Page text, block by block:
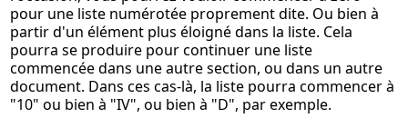
pour une liste numérotée proprement dite. Ou bien à
partir d'un élément plus éloigné dans la liste. Cela
pourra se produire pour continuer une liste
commencée dans une autre section, ou dans un autre
document. Dans ces cas-là, la liste pourra commencer à
"10" ou bien à "IV", ou bien à "D", par exemple.